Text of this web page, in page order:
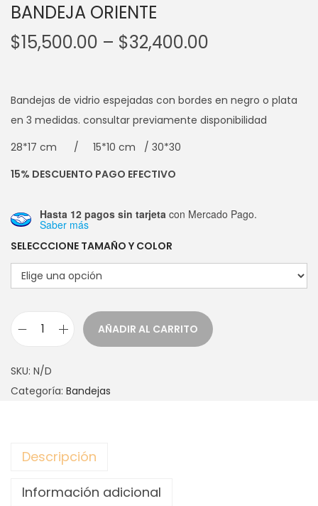
BANDEJA ORIENTE
$15,500.00 – $32,400.00
Bandejas de vidrio espejadas con bordes en negro o plata
en 3 medidas. consultar previamente disponibilidad
28*17 cm / 15*10 cm / 30*30
15% DESCUENTO PAGO EFECTIVO
Hasta 12 pagos sin tarjeta con Mercado Pago.
Saber más
SELECCCIONE TAMAÑO Y COLOR
N
D
A
R
AÑADIR AL CARRITO
SKU: N/D
Categoría: Bandejas
Descripción
Información adicional